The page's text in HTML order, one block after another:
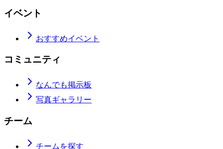
イベント
おすすめイベント
コミュニティ
なんでも掲示板
写真ギャラリー
チーム
チームを探す